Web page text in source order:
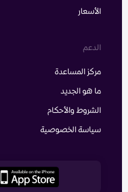
الأسعار
الدعم
مركز المساعدة
ما هو الجديد
الشروط والأحكام
سياسة الخصوصية